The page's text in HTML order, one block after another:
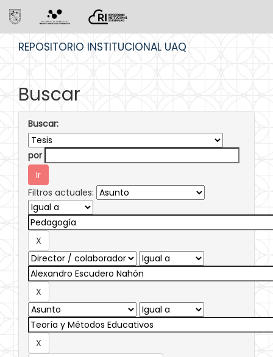
REPOSITORIO INSTITUCIONAL UAQ
Buscar
Buscar:
por
Filtros actuales: